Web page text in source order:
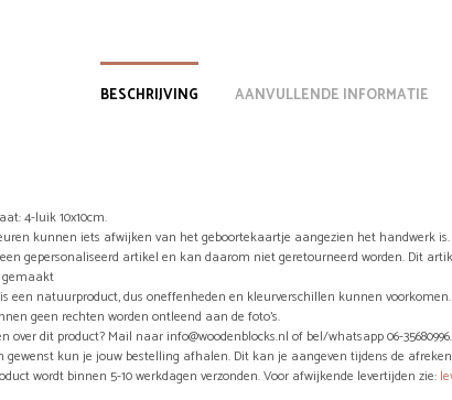
BESCHRIJVING AANVULLENDE INFORMATIE
4-luik 10x10cm.
kunnen iets afwijken van het geboortekaartje aangezien het handwerk is.
gepersonaliseerd artikel en kan daarom niet geretourneerd worden. Dit
een natuurproduct, dus oneffenheden en kleurverschillen kunnen
geen rechten worden ontleend aan de foto’s.
over dit product? Mail naar info@woodenblocks.nl of bel/whatsapp 06-35680996.
gewenst kun je jouw bestelling afhalen. Dit kan je aangeven tijdens de
wordt binnen 5-10 werkdagen verzonden. Voor afwijkende levertijden zie: